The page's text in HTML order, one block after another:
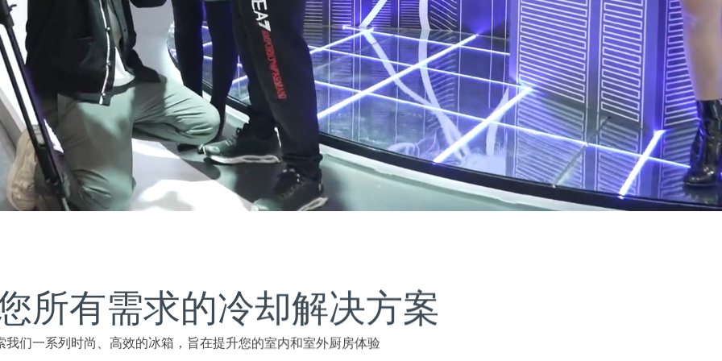
所有需求的冷却解决方案
我们一系列时尚、高效的冰箱，旨在提升您的室内和室外厨房体验